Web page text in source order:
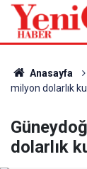
Anasayfa
milyon dolarlık
dolarlık